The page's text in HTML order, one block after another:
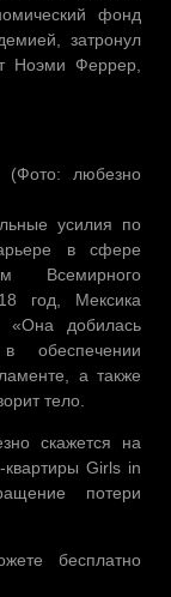
фонд
затронул
Ноэми Феррер,
любезно
усилия по
в сфере
Всемирного
год, Мексика
«Она добилась
обеспечении
а также
тело.
скажется на
Girls in
потери
бесплатно